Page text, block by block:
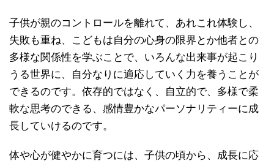
子供が親のコントロールを離れて、あれこれ体験し、
失敗も重ね、こどもは自分の心身の限界とか他者との
多様な関係性を学ぶことで、いろんな出来事が起こり
うる世界に、自分なりに適応していく力を養うことが
できるのです。依存的ではなく、自立的で、多様で柔
軟な思考のできる、感情豊かなパーソナリティーに成
長していけるのです。
体や心が健やかに育つには、子供の頃から、成長に応